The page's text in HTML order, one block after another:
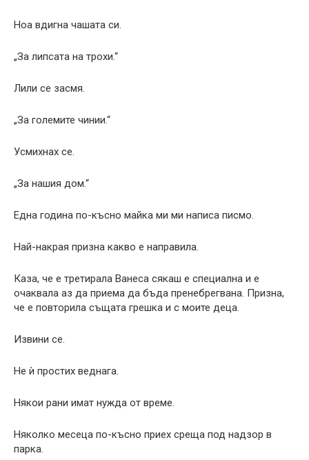
Ноа вдигна чашата си.
„За липсата на трохи.“
Лили се засмя.
„За големите чинии.“
Усмихнах се.
„За нашия дом.“
Една година по-късно майка ми ми написа писмо.
Най-накрая призна какво е направила.
Каза, че е третирала Ванеса сякаш е специална и е
очаквала аз да приема да бъда пренебрегвана. Призна,
че е повторила същата грешка и с моите деца.
Извини се.
Не ѝ простих веднага.
Някои рани имат нужда от време.
Няколко месеца по-късно приех среща под надзор в
парка.